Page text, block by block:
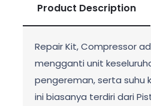
Product Description
Repair Kit, Compressor
mengganti unit
pengereman, serta suhu
ini biasanya terdiri dari